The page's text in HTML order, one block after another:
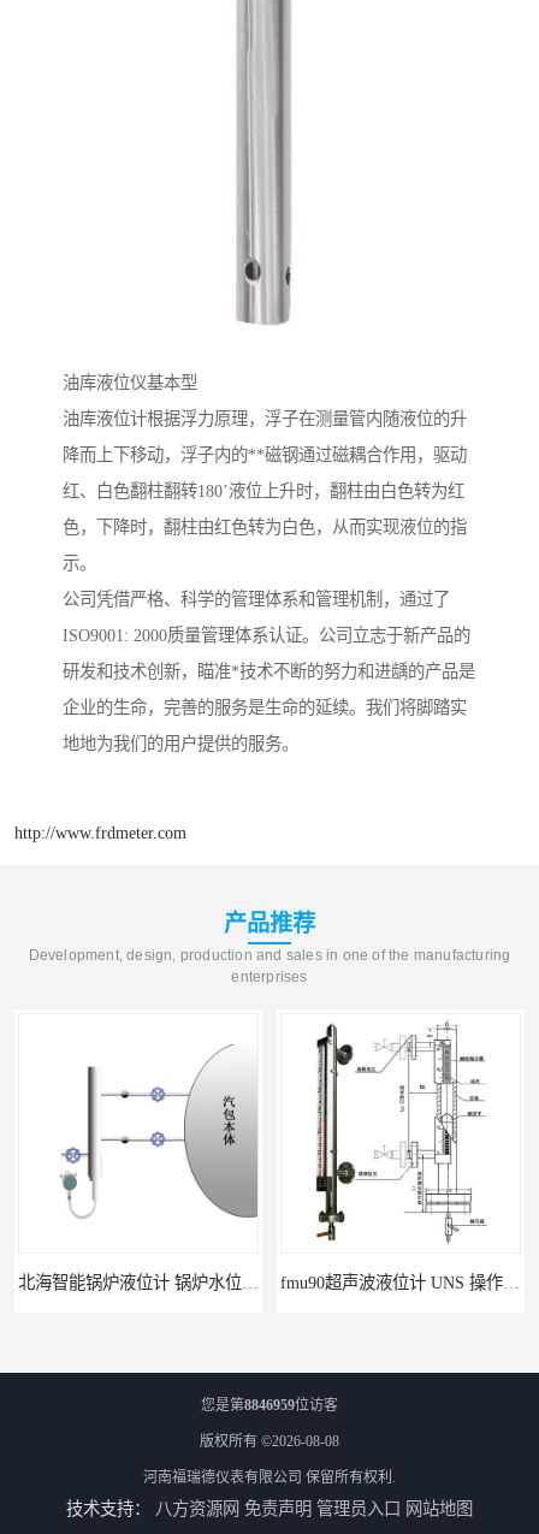
油库液位仪基本型
油库液位计根据浮力原理，浮子在测量管内随液位的升
降而上下移动，浮子内的**磁钢通过磁耦合作用，驱动
红、白色翻柱翻转180’液位上升时，翻柱由白色转为红
色，下降时，翻柱由红色转为白色，从而实现液位的指
示。
公司凭借严格、科学的管理体系和管理机制，通过了
ISO9001: 2000质量管理体系认证。公司立志于新产品的
研发和技术创新，瞄准*技术不断的努力和进龋的产品是
企业的生命，完善的服务是生命的延续。我们将脚踏实
地地为我们的用户提供的服务。
http://www.frdmeter.com
产品推荐
Development, design, production and sales in one of the manufacturing
enterprises
您是第8846959位访客
版权所有 ©2026-08-08
河南福瑞德仪表有限公司 保留所有权利.
技术支持： 八方资源网 免责声明 管理员入口 网站地图